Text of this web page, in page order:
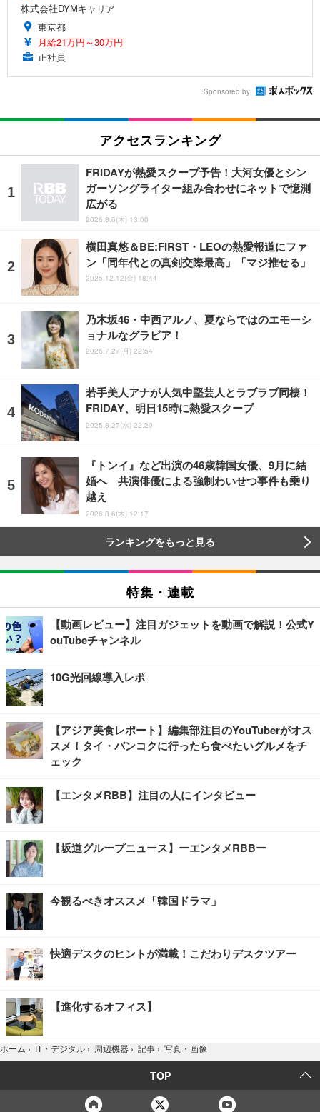
株式会社DYMキャリア
東京都
月給21万円～30万円
正社員
Sponsored by
アクセスランキング
FRIDAYが熱愛スクープ予告！大河女優とシン
ガーソングライター組み合わせにネットで憶測
広がる
2026.8.6(木) 13:00
横田真悠＆BE:FIRST・LEOの熱愛報道にファ
ン「同年代との真剣交際最高」「マジ推せる」
2025.12.12(金) 18:44
乃木坂46・中西アルノ、夏ならではのエモーシ
ョナルなグラビア！
2026.7.27(月) 22:54
若手美人アナが人気中堅芸人とラブラブ同棲！
FRIDAY、明日15時に熱愛スクープ
2025.8.27(水) 22:20
『トンイ』など出演の46歳韓国女優、9月に結
婚へ 共演俳優による強制わいせつ事件も乗り
越え
2026.8.6(木) 12:17
ランキングをもっと見る
特集・連載
【動画レビュー】注目ガジェットを動画で解説！公式Y
ouTubeチャンネル
10G光回線導入レポ
【アジア美食レポート】編集部注目のYouTuberがオス
スメ！タイ・バンコクに行ったら食べたいグルメをチ
ェック
【エンタメRBB】注目の人にインタビュー
【坂道グループニュース】ーエンタメRBBー
今観るべきオススメ「韓国ドラマ」
快適デスクのヒントが満載！こだわりデスクツアー
【進化するオフィス】
ホーム › IT・デジタル › 周辺機器 › 記事 › 写真・画像
TOP